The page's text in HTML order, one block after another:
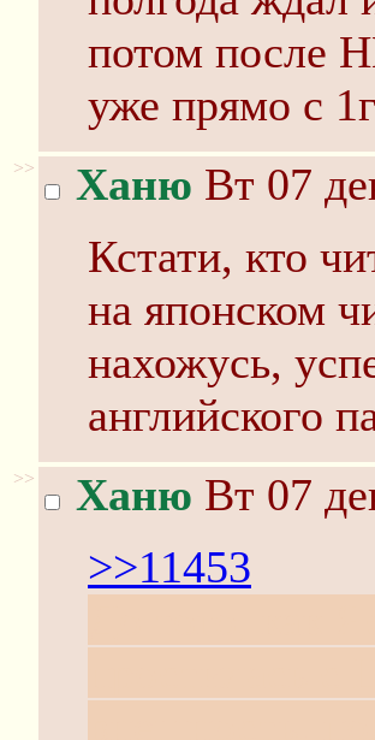
потом после
уже прямо с
>> Ханю Вт 07
Кстати, кто
на японском
нахожусь,
английского
>> Ханю Вт 07
>>11453